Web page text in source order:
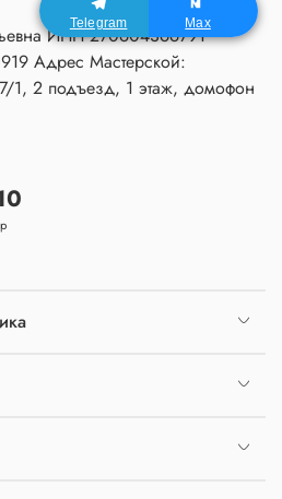
ИНН 270604366791
Адрес Мастерской:
1, 2 подъезд, 1 этаж, домофон
Telegram Max